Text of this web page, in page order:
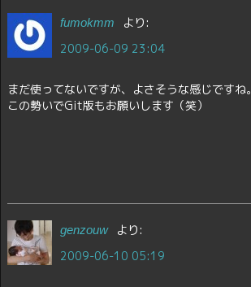
fumokmm
より:
2009-06-09 23:04
まだ使ってないですが、よさそうな感じですね。
この勢いでGit版もお願いします（笑）
genzouw
より:
2009-06-10 05:19